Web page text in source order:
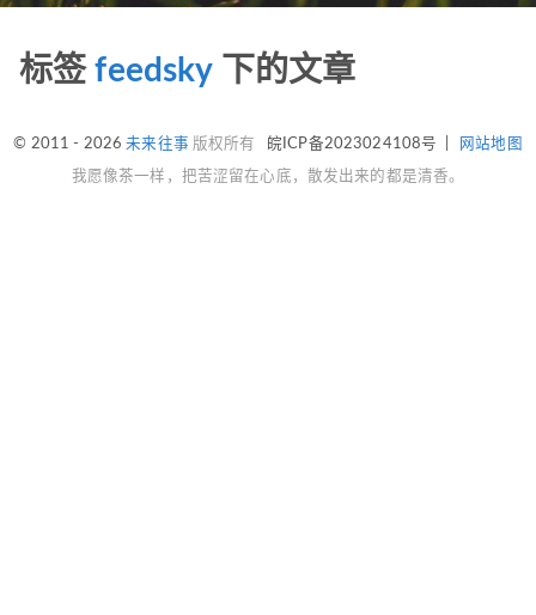
标签feedsky下的文章
© 2011 - 2026未来往事 版权所有 皖ICP备2023024108号 网站地图
我愿像茶一样，把苦涩留在心底，散发出来的都是清香。